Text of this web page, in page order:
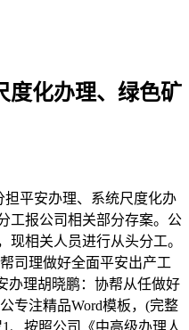
度化办理、绿色矿
平安办理、系统尺度化办
工报公司相关部分存案。公
现相关人员进行从头分工。
司理做好全面平安出产工
办理胡晓鹏：协帮从任做好
专注精品Word模板，(完整